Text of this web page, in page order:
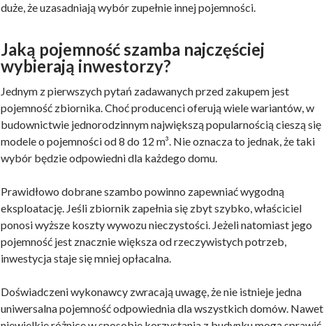
duże, że uzasadniają wybór zupełnie innej pojemności.
Jaką pojemność szamba najczęściej
wybierają inwestorzy?
Jednym z pierwszych pytań zadawanych przed zakupem jest
pojemność zbiornika. Choć producenci oferują wiele wariantów, w
budownictwie jednorodzinnym największą popularnością cieszą się
modele o pojemności od 8 do 12 m³. Nie oznacza to jednak, że taki
wybór będzie odpowiedni dla każdego domu.
Prawidłowo dobrane szambo powinno zapewniać wygodną
eksploatację. Jeśli zbiornik zapełnia się zbyt szybko, właściciel
ponosi wyższe koszty wywozu nieczystości. Jeżeli natomiast jego
pojemność jest znacznie większa od rzeczywistych potrzeb,
inwestycja staje się mniej opłacalna.
Doświadczeni wykonawcy zwracają uwagę, że nie istnieje jedna
uniwersalna pojemność odpowiednia dla wszystkich domów. Nawet